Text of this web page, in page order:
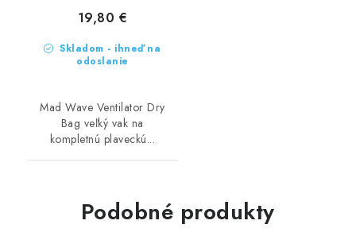
Skladom - ihneď na
odoslanie
19,80 €
Mad Wave Ventilator Dry
Bag veľký vak na
kompletnú plaveckú...
Podobné produkty